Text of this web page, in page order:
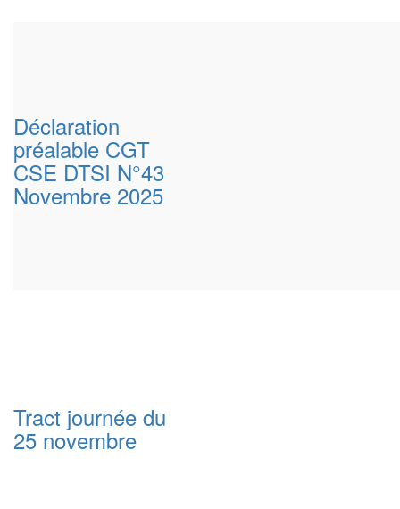
Déclaration
préalable CGT
CSE DTSI N°43
Novembre 2025
Tract journée du
25 novembre